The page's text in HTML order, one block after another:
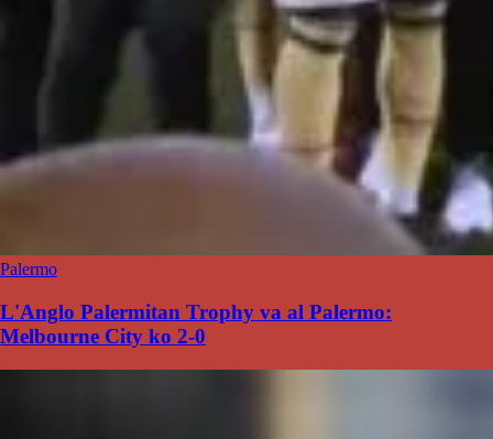
Palermo
L'Anglo Palermitan Trophy va al Palermo:
Melbourne City ko 2-0